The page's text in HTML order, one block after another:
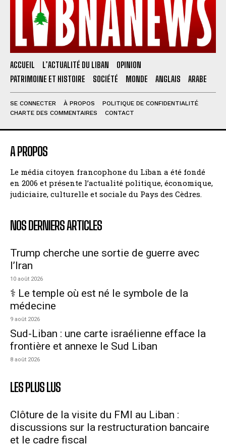
ACCUEIL L’ACTUALITÉ DU LIBAN
OPINION
PATRIMOINE ET HISTOIRE
SOCIÉTÉ MONDE ANGLAIS ARABE
SE CONNECTER À PROPOS
POLITIQUE DE CONFIDENTIALITÉ
CHARTE DES COMMENTAIRES
CONTACT
A PROPOS
Le média citoyen francophone du Liban a été fondé
en 2006 et présente l’actualité politique, économique,
judiciaire, culturelle et sociale du Pays des Cèdres.
NOS DERNIERS ARTICLES
Trump cherche une sortie de guerre avec
l’Iran
10 août 2026
⚕️ Le temple où est né le symbole de la
médecine
9 août 2026
Sud-Liban : une carte israélienne efface la
frontière et annexe le Sud Liban
8 août 2026
LES PLUS LUS
Clôture de la visite du FMI au Liban :
discussions sur la restructuration bancaire
et le cadre fiscal